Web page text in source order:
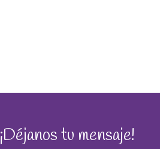
¡Déjanos tu mensaje!